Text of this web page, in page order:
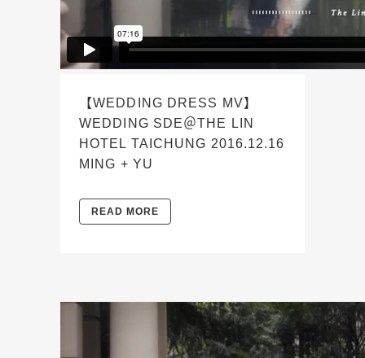
【WEDDING DRESS MV】
WEDDING SDE＠THE LIN
HOTEL TAICHUNG 2016.12.16
MING + YU
READ MORE